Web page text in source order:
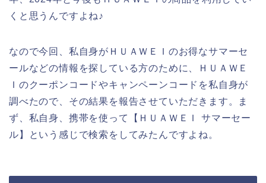
くと思うんですよね♪
なので今回、私自身がＨＵＡＷＥＩのお得なサマーセ
ールなどの情報を探している方のために、ＨＵＡＷＥ
Ｉのクーポンコードやキャンペーンコードを私自身が
調べたので、その結果を報告させていただきます。ま
ず、私自身、携帯を使って【ＨＵＡＷＥＩ サマーセー
ル】という感じで検索をしてみたんですよね。